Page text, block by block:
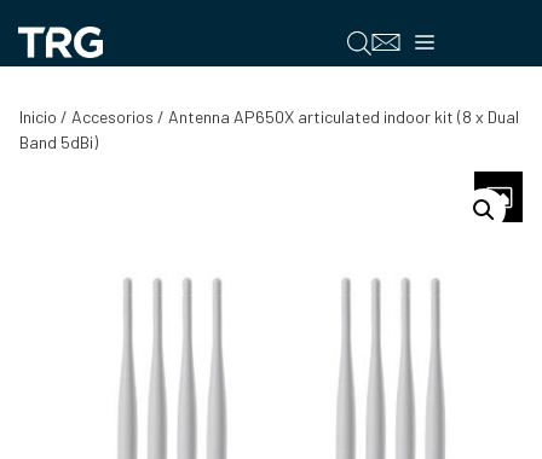
contenido
Menú
Inicio / Accesorios / Antenna AP650X articulated indoor kit (8 x Dual
Band 5dBi)